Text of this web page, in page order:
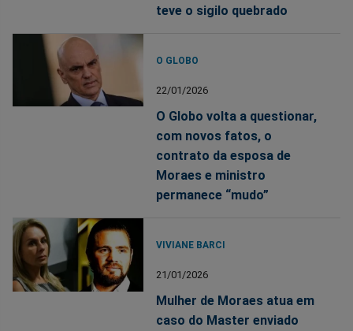
teve o sigilo quebrado
O GLOBO
22/01/2026
O Globo volta a questionar,
com novos fatos, o
contrato da esposa de
Moraes e ministro
permanece “mudo”
VIVIANE BARCI
21/01/2026
Mulher de Moraes atua em
caso do Master enviado